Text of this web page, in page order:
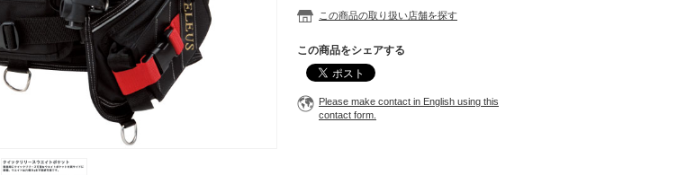
この商品の取り扱い店舗を探す
この商品をシェアする
Please make contact in English using this
contact form.